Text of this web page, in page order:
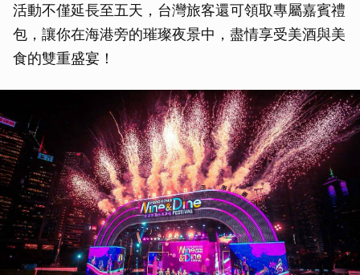
活動不僅延長至五天，台灣旅客還可領取專屬嘉賓禮
包，讓你在海港旁的璀璨夜景中，盡情享受美酒與美
食的雙重盛宴！